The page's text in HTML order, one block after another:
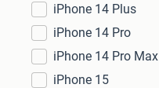
iPhone 14 Plus
iPhone 14 Pro
iPhone 14 Pro Max
iPhone 15